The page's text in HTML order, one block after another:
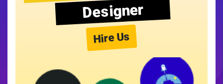
Designer
Hire Us